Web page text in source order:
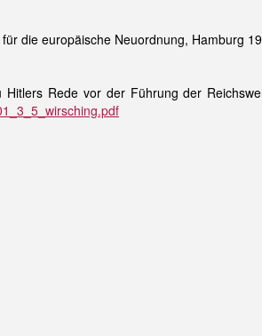
die europäische Neuordnung, Hamburg
Rede vor der Führung der